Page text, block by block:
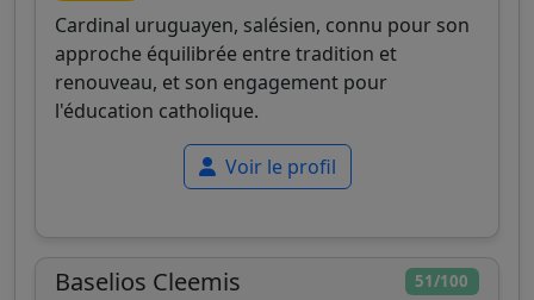
Cardinal uruguayen, salésien, connu pour son
approche équilibrée entre tradition et
renouveau, et son engagement pour
l'éducation catholique.
Voir le profil
51/100
Baselios Cleemis